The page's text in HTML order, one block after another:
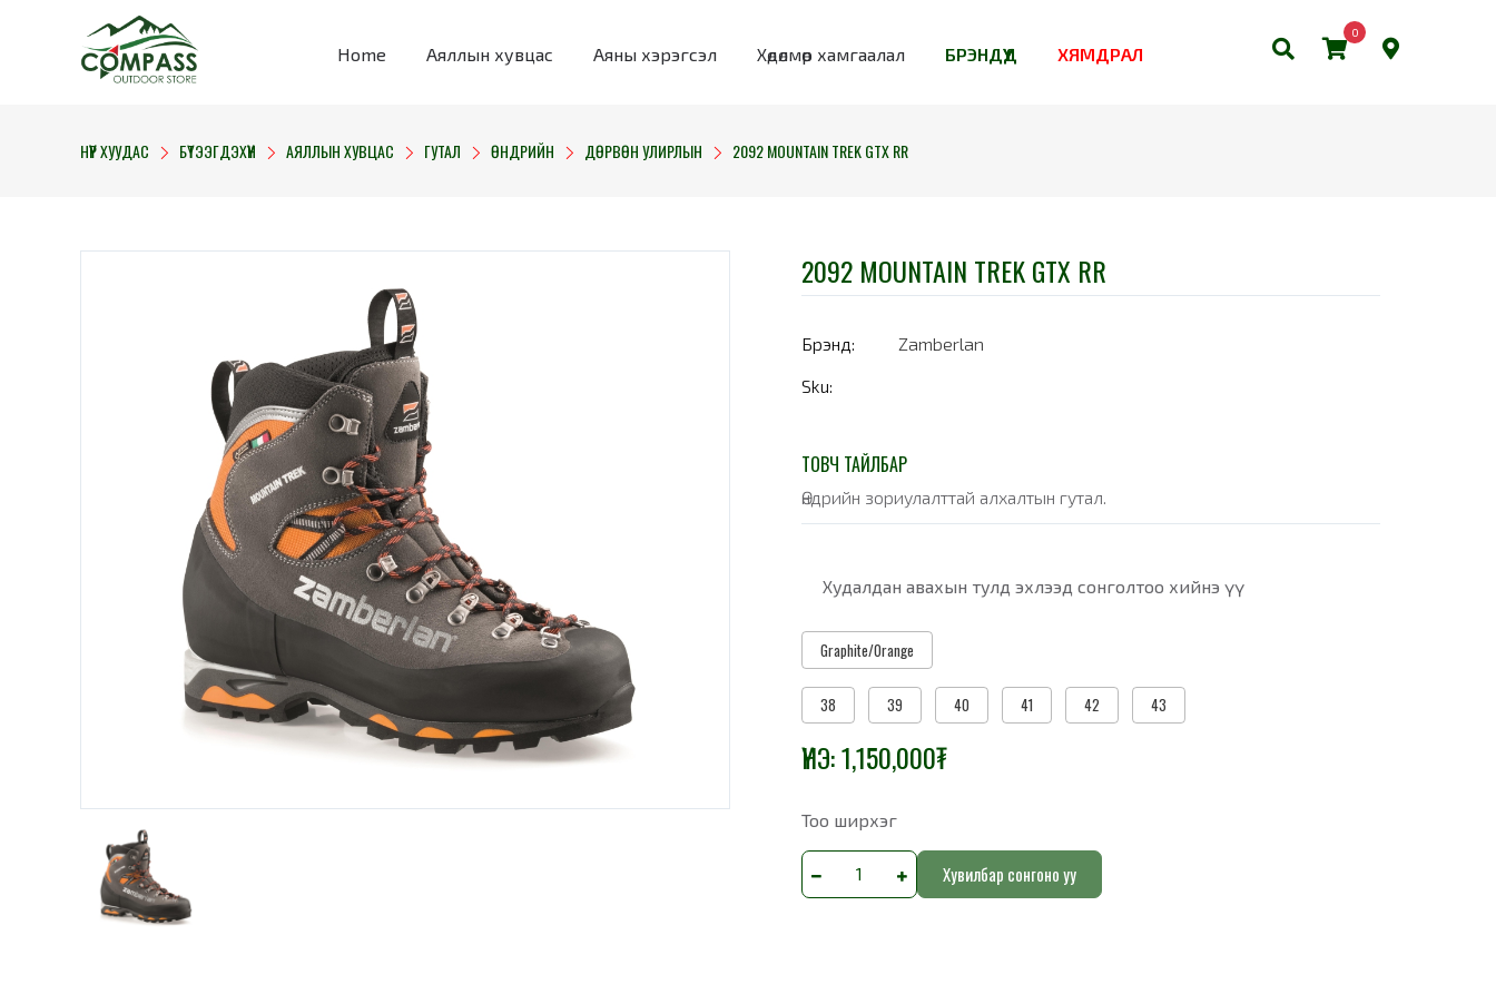
0
Home Аяллын хувцас Аяны хэрэгсэл Хөдөлмөр хамгаалал БРЭНДҮҮД ХЯМДРАЛ
НҮҮР ХУУДАС БҮТЭЭГДЭХҮҮН АЯЛЛЫН ХУВЦАС ГУТАЛ ӨНДРИЙН ДӨРВӨН УЛИРЛЫН 2092 MOUNTAIN TREK GTX RR
2092 MOUNTAIN TREK GTX RR
Брэнд:
Zamberlan
Sku:
ТОВЧ ТАЙЛБАР
Өндрийн зориулалттай алхалтын гутал.
Худалдан авахын тулд эхлээд сонголтоо хийнэ үү
Graphite/Orange
38 39 40 41 42 43
ҮНЭ:1,150,000₮
Тоо ширхэг
Хувилбар сонгоно уу